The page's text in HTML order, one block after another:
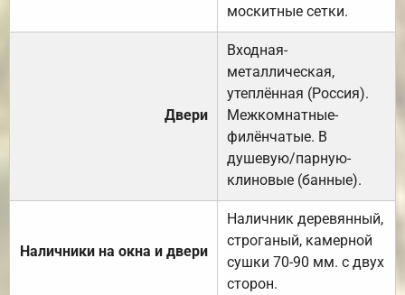
москитные сетки.
Двери
Входная-
металлическая,
утеплённая (Россия).
Межкомнатные-
филёнчатые. В
душевую/парную-
клиновые (банные).
Наличники на окна и двери
Наличник деревянный,
строганый, камерной
сушки 70-90 мм. с двух
сторон.